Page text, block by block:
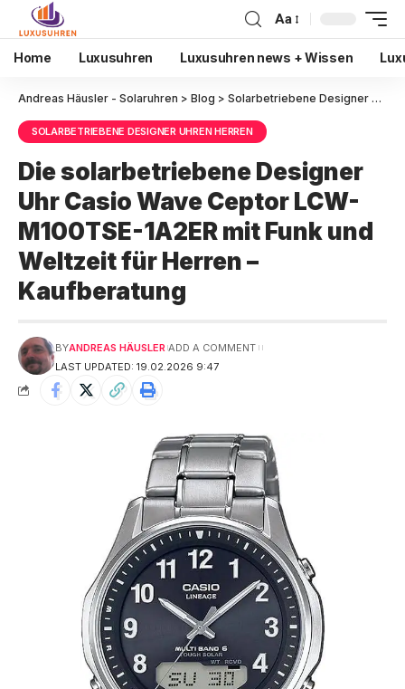
Aa
Home Luxusuhren Luxusuhren news + Wissen
Andreas Häusler - Solaruhren > Blog > Solarbetriebene Designer Uhren Herren
SOLARBETRIEBENE DESIGNER UHREN HERREN
Die solarbetriebene Designer
Uhr Casio Wave Ceptor LCW-
M100TSE-1A2ER mit Funk und
Weltzeit für Herren –
Kaufberatung
LAST UPDATED: 19.02.2026 9:47
BYANDREAS HÄUSLER ADD A COMMENT